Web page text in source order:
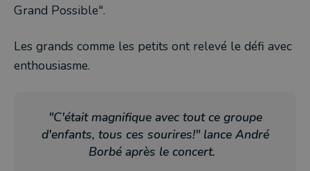
Grand Possible".
Les grands comme les petits ont relevé le défi avec
enthousiasme.
"C'était magnifique avec tout ce groupe
d'enfants, tous ces sourires!" lance André
Borbé après le concert.